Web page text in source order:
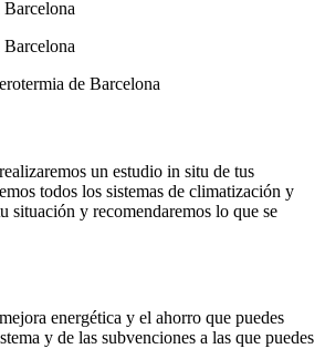
un estudio in situ de tus
todos los sistemas de climatización y
situación y recomendaremos lo que se
energética y el ahorro que puedes
y de las subvenciones a las que puedes